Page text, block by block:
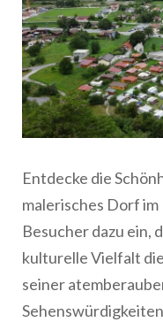
Entdecke die
malerisches Dorf im
Besucher dazu ein,
kulturelle Vielfalt
seiner